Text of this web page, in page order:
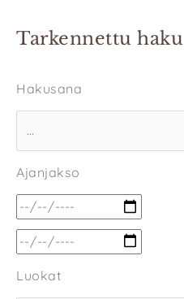
Tarkennettu haku
Hakusana
Ajanjakso
Luokat